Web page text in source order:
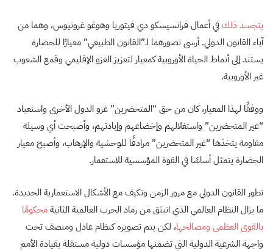
يتجسد ذلكفي أعمال فرانسيسكو دي فيتوريا وهوغو غروتيوس، وهما من
آباء القانون الدولي. أرسى تصورهما لـ”القانون الطبيعي” معيارًا للحضارة
يستند إلى أنماط الحياة الأوروبية كمعيار لتعزيز الغزو الإقليمي وقمع الشعوب
غير الأوروبية.
ووفقًا لهذا المعيار، كان من حق “المتحضرين” غزو الدول الأخرى واستعباد
“غير المتحضرين” واستغلالهم وإخضاعهم وإبادتهم، وأصبحت أي وسيلة
مقاومة يتخذها “غير المتحضرين” مرادفًا للوحشية والإرهاب، وأصبح معيار
الحضارة يتمثل أساسًا في القوة المؤسسية للاستعمار.
تطور القانون الدولي مع مرور الزمن وتكيف مع الأشكال الاستعمارية الجديدة.
ما يزال النظام العالمي الذي انبثق من رماد الحرب العالمية الثانيةمحكومًا
بالقوى العظمى ومصالحها، لكن يتم تصويره كنظام عادل ومنصف تحت
واجهة الشرعية الدولية التي تضمنها مؤسسات دولية مستقلة بقيادة الأمم